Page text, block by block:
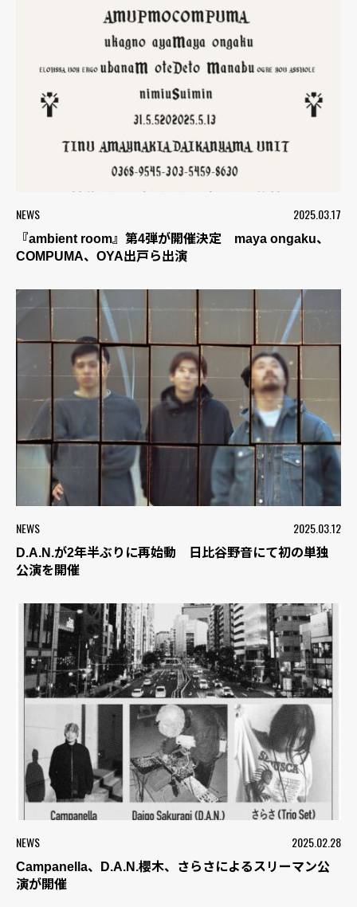
NEWS 2025.03.17
『ambient room』第4弾が開催決定 maya ongaku、
COMPUMA、OYA出戸ら出演
NEWS 2025.03.12
D.A.N.が2年半ぶりに再始動 日比谷野音にて初の単独
公演を開催
NEWS 2025.02.28
Campanella、D.A.N.櫻木、さらさによるスリーマン公
演が開催